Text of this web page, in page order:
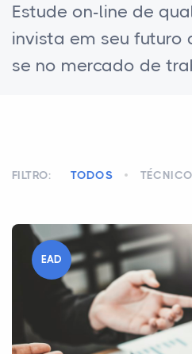
Estude on-line de
invista em seu futuro
se no mercado de
FILTRO: TODOS TÉCNICO
EAD